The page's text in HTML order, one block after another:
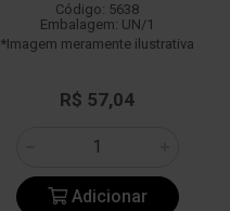
Código: 5638
Embalagem: UN/1
*Imagem meramente ilustrativa
R$ 57,04
Adicionar